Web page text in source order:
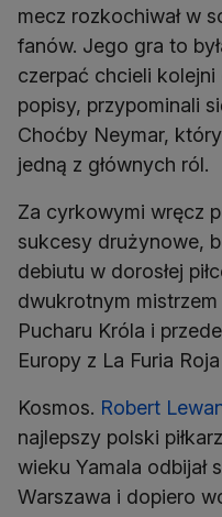
mecz rozkochiwał w
fanów. Jego gra to
czerpać chcieli
popisy, przypominali
Choćby Neymar,
jedną z głównych ról.
Za cyrkowymi wręcz
sukcesy drużynowe,
debiutu w dorosłej
dwukrotnym mistrzem
Pucharu Króla i
Europy z La Furia
Kosmos. Robert
najlepszy polski
wieku Yamala odbijał
Warszawa i dopiero